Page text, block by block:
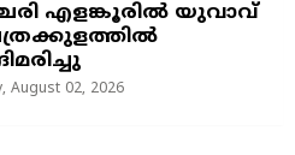
എളങ്കൂരിൽ യുവാവ്
August 02, 2026